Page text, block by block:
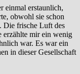
einmal erstaunlich,
obwohl sie schon
Die frische Luft des
erzählte mir ein wenig
war. Es war ein
in dieser Gesellschaft